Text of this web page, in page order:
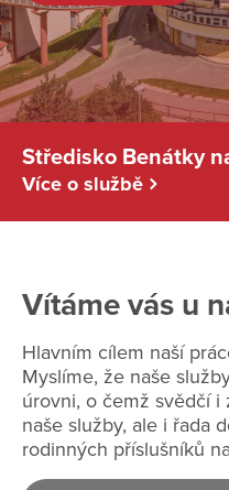
Středisko Benátky
Více o službě
Vítáme vás u
Hlavním cílem naší
Myslíme, že naše
úrovni, o čemž svědčí
naše služby, ale i řada
rodinných příslušníků